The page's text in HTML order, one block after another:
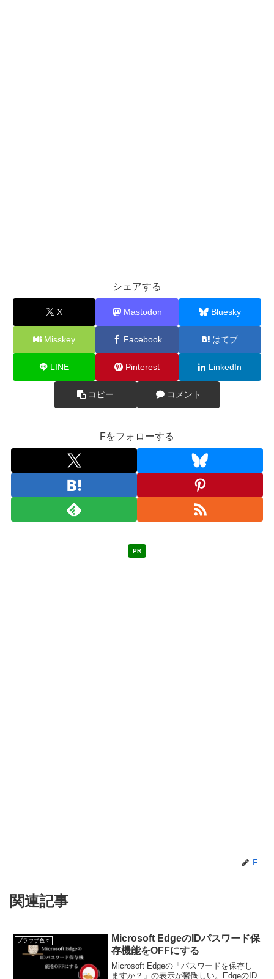
シェアする
X Mastodon Bluesky
Misskey Facebook はてブ
LINE Pinterest LinkedIn
コピー コメント
Fをフォローする
PR
F
関連記事
ブラウザ色々
Microsoft EdgeのIDパスワード保
存機能をOFFにする
Microsoft Edgeの「パスワードを保存し
ますか？」の表示が鬱陶しい。EdgeのID